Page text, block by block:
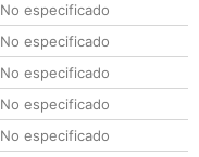
No especificado
No especificado
No especificado
No especificado
No especificado